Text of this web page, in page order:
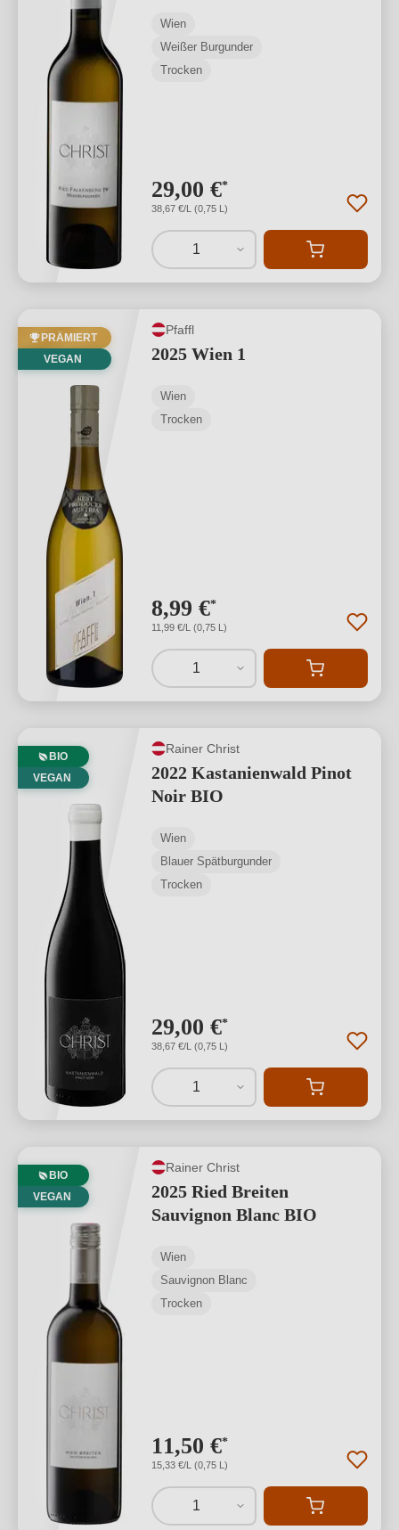
Wien
Weißer Burgunder
Trocken
29,00 €*
38,67 €/L (0,75 L)
1
PRÄMIERT
VEGAN
Pfaffl
2025 Wien 1
Wien
Trocken
8,99 €*
11,99 €/L (0,75 L)
1
BIO
VEGAN
Rainer Christ
2022 Kastanienwald Pinot
Noir BIO
Wien
Blauer Spätburgunder
Trocken
29,00 €*
38,67 €/L (0,75 L)
1
BIO
VEGAN
Rainer Christ
2025 Ried Breiten
Sauvignon Blanc BIO
Wien
Sauvignon Blanc
Trocken
11,50 €*
15,33 €/L (0,75 L)
1